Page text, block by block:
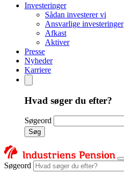
Investeringer
Sådan investerer vi
Ansvarlige investeringer
Afkast
Aktiver
Presse
Nyheder
Karriere
Hvad søger du efter?
Søgeord
Søg
Søgeord